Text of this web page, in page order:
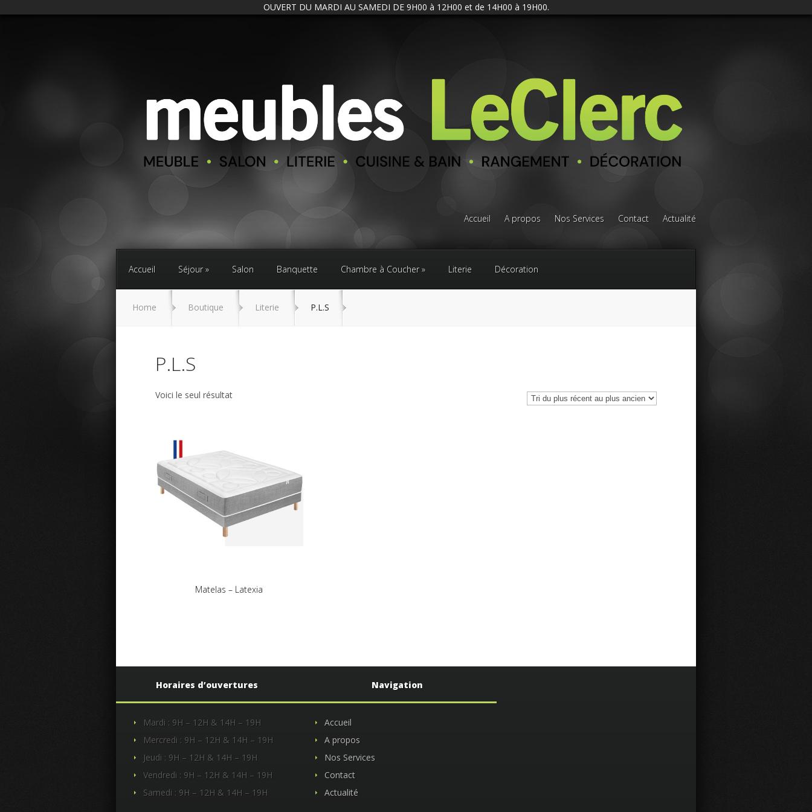
OUVERT DU MARDI AU SAMEDI DE 9H00 à 12H00 et de 14H00 à 19H00.
Accueil A propos Nos Services Contact Actualité
Accueil Séjour Salon Banquette Chambre à Coucher Literie Décoration
Home Boutique Literie P.L.S
P.L.S
Voici le seul résultat
Matelas – Latexia
Horaires d’ouvertures
Mardi : 9H – 12H & 14H – 19H
Mercredi : 9H – 12H & 14H – 19H
Jeudi : 9H – 12H & 14H – 19H
Vendredi : 9H – 12H & 14H – 19H
Samedi : 9H – 12H & 14H – 19H
Navigation
Accueil
A propos
Nos Services
Contact
Actualité